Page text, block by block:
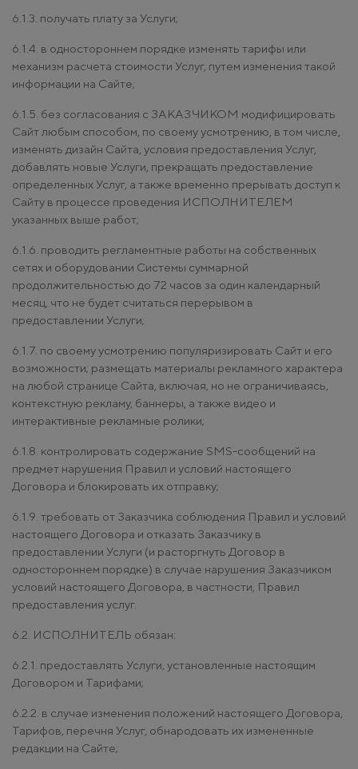
6.1.3. получать плату за Услуги;
6.1.4. в одностороннем порядке изменять тарифы или
механизм расчета стоимости Услуг, путем изменения такой
информации на Сайте;
6.1.5. без согласования с ЗАКАЗЧИКОМ модифицировать
Сайт любым способом, по своему усмотрению, в том числе,
изменять дизайн Сайта, условия предоставления Услуг,
добавлять новые Услуги, прекращать предоставление
определенных Услуг, а также временно прерывать доступ к
Сайту в процессе проведения ИСПОЛНИТЕЛЕМ
указанных выше работ;
6.1.6. проводить регламентные работы на собственных
сетях и оборудовании Системы суммарной
продолжительностью до 72 часов за один календарный
месяц, что не будет считаться перерывом в
предоставлении Услуги;
6.1.7. по своему усмотрению популяризировать Сайт и его
возможности; размещать материалы рекламного характера
на любой странице Сайта, включая, но не ограничиваясь,
контекстную рекламу, баннеры, а также видео и
интерактивные рекламные ролики;
6.1.8. контролировать содержание SMS-сообщений на
предмет нарушения Правил и условий настоящего
Договора и блокировать их отправку;
6.1.9. требовать от Заказчика соблюдения Правил и условий
настоящего Договора и отказать Заказчику в
предоставлении Услуги (и расторгнуть Договор в
одностороннем порядке) в случае нарушения Заказчиком
условий настоящего Договора, в частности, Правил
предоставления услуг.
6.2. ИСПОЛНИТЕЛЬ обязан:
6.2.1. предоставлять Услуги, установленные настоящим
Договором и Тарифами;
6.2.2. в случае изменения положений настоящего Договора,
Тарифов, перечня Услуг, обнародовать их измененные
редакции на Сайте;